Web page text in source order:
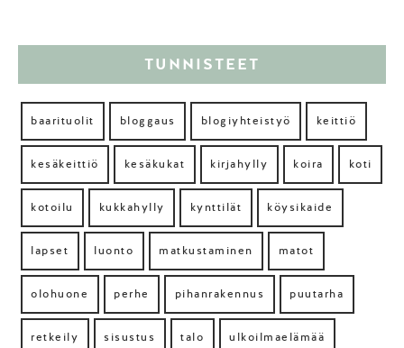
TUNNISTEET
baarituolit bloggaus blogiyhteistyö keittiö
kesäkeittiö kesäkukat kirjahylly koira koti
kotoilu kukkahylly kynttilät köysikaide
lapset luonto matkustaminen matot
olohuone perhe pihanrakennus puutarha
retkeily sisustus talo ulkoilmaelämää